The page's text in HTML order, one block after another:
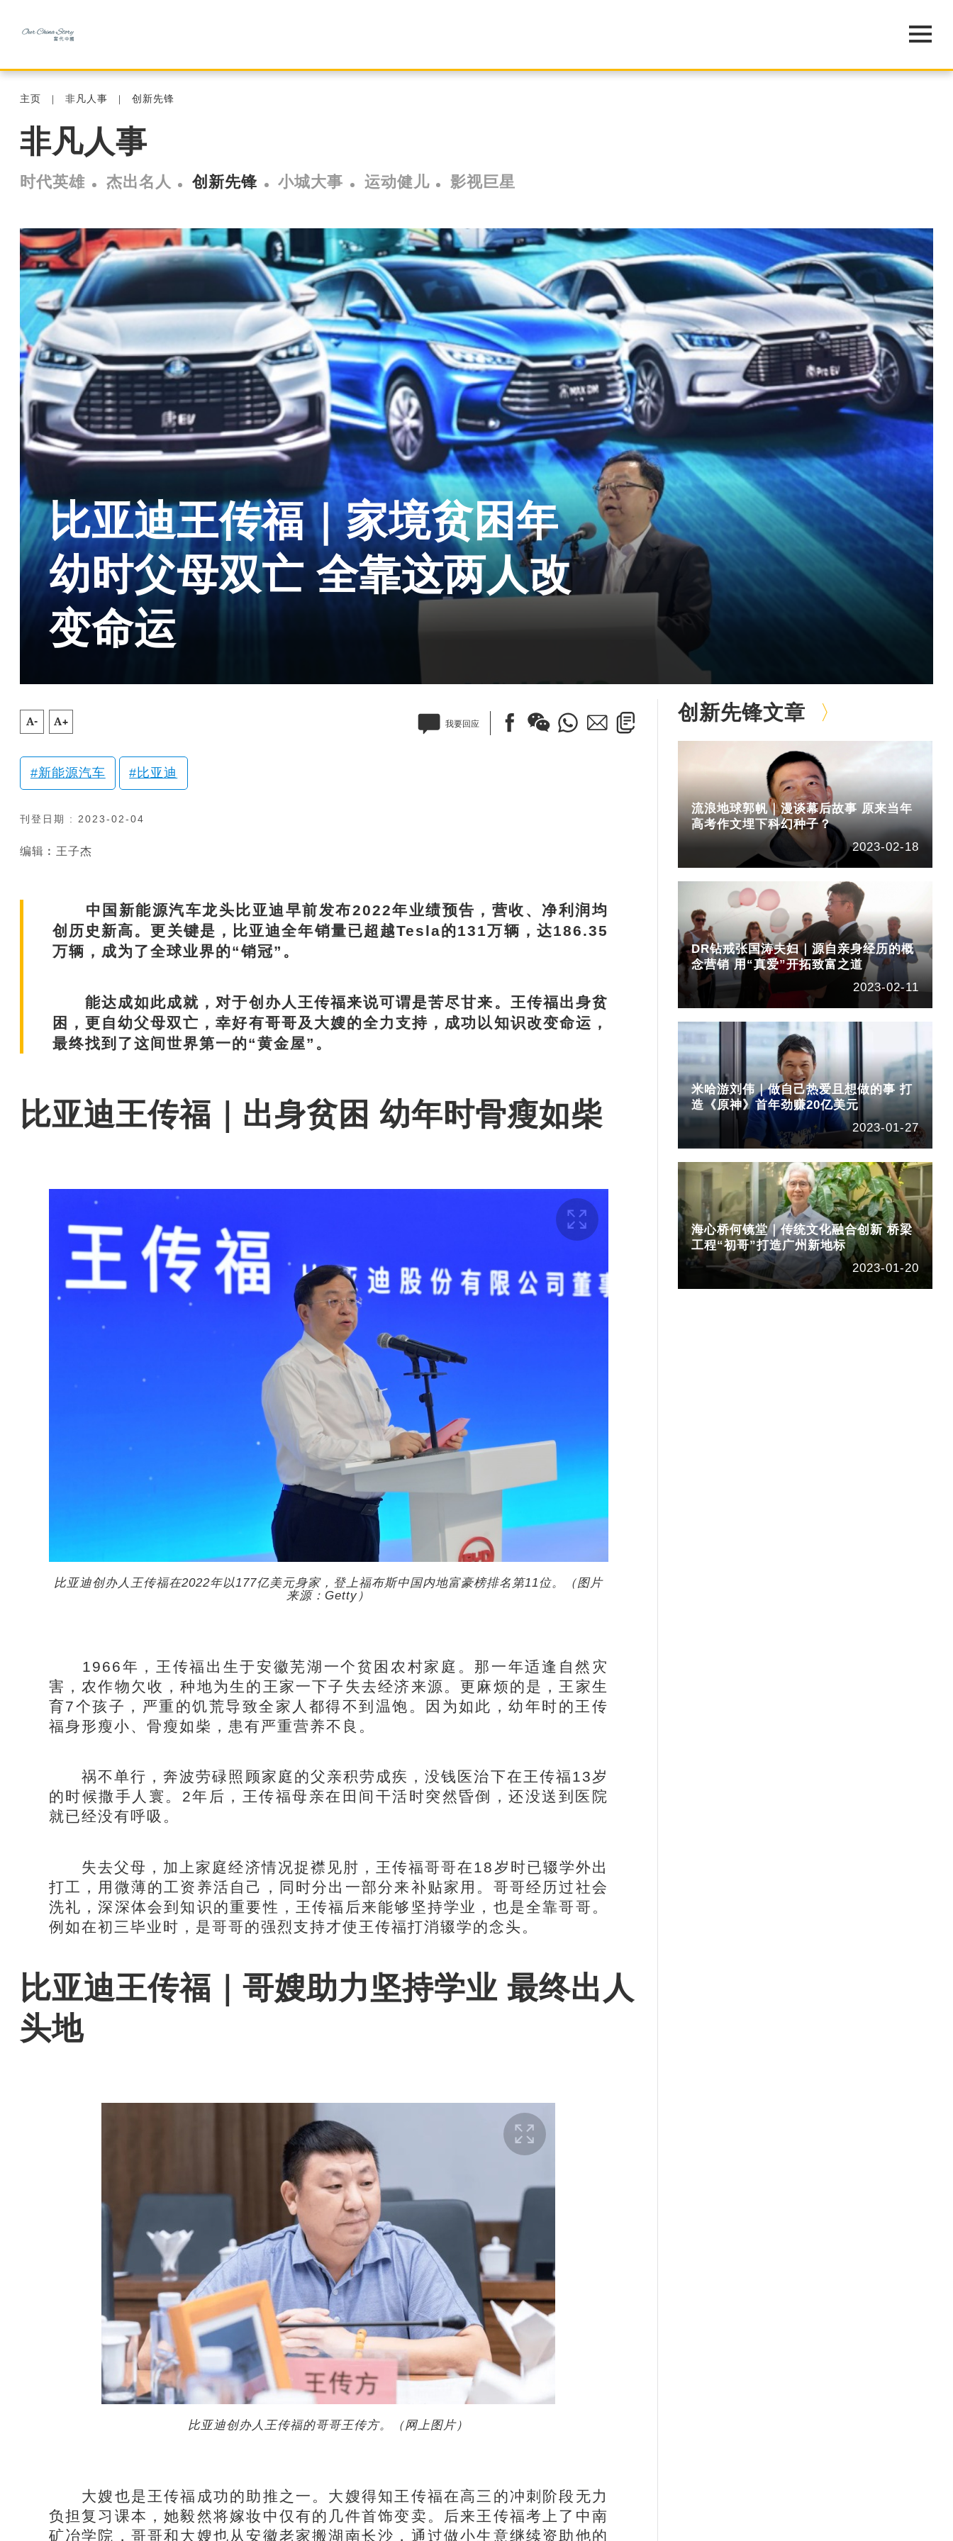
主页 非凡人事 创新先锋
非凡人事
时代英雄 杰出名人 创新先锋 小城大事 运动健儿 影视巨星
比亚迪王传福｜家境贫困年
幼时父母双亡 全靠这两人改
变命运
A- A+ 我要回应
新能源汽车 比亚迪
刊登日期 : 2023-02-04
编辑︰王子杰
中国新能源汽车龙头比亚迪早前发布2022年业绩预告，营收、净利润均
创历史新高。更关键是，比亚迪全年销量已超越Tesla的131万辆，达186.35
万辆，成为了全球业界的“销冠”。
能达成如此成就，对于创办人王传福来说可谓是苦尽甘来。王传福出身贫
困，更自幼父母双亡，幸好有哥哥及大嫂的全力支持，成功以知识改变命运，
最终找到了这间世界第一的“黄金屋”。
比亚迪王传福｜出身贫困 幼年时骨瘦如柴
比亚迪创办人王传福在2022年以177亿美元身家，登上福布斯中国内地富豪榜排名第11位。（图片
来源：Getty）
1966年，王传福出生于安徽芜湖一个贫困农村家庭。那一年适逢自然灾
害，农作物欠收，种地为生的王家一下子失去经济来源。更麻烦的是，王家生
育7个孩子，严重的饥荒导致全家人都得不到温饱。因为如此，幼年时的王传
福身形瘦小、骨瘦如柴，患有严重营养不良。
祸不单行，奔波劳碌照顾家庭的父亲积劳成疾，没钱医治下在王传福13岁
的时候撒手人寰。2年后，王传福母亲在田间干活时突然昏倒，还没送到医院
就已经没有呼吸。
失去父母，加上家庭经济情况捉襟见肘，王传福哥哥在18岁时已辍学外出
打工，用微薄的工资养活自己，同时分出一部分来补贴家用。哥哥经历过社会
洗礼，深深体会到知识的重要性，王传福后来能够坚持学业，也是全靠哥哥。
例如在初三毕业时，是哥哥的强烈支持才使王传福打消辍学的念头。
比亚迪王传福｜哥嫂助力坚持学业 最终出人
头地
比亚迪创办人王传福的哥哥王传方。（网上图片）
大嫂也是王传福成功的助推之一。大嫂得知王传福在高三的冲刺阶段无力
负担复习课本，她毅然将嫁妆中仅有的几件首饰变卖。后来王传福考上了中南
矿冶学院，哥哥和大嫂也从安徽老家搬湖南长沙，通过做小生意继续资助他的
创新先锋文章
流浪地球郭帆｜漫谈幕后故事 原来当年
高考作文埋下科幻种子？
2023-02-18
DR钻戒张国涛夫妇｜源自亲身经历的概
念营销 用“真爱”开拓致富之道
2023-02-11
米哈游刘伟｜做自己热爱且想做的事 打
造《原神》首年劲赚20亿美元
2023-01-27
海心桥何镜堂｜传统文化融合创新 桥梁
工程“初哥”打造广州新地标
2023-01-20